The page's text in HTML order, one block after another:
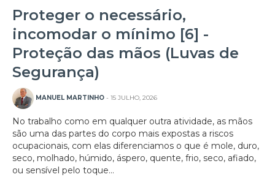
Proteger o necessário,
incomodar o mínimo [6] -
Proteção das mãos (Luvas de
Segurança)
MANUEL MARTINHO - 15 JULHO, 2026
No trabalho como em qualquer outra atividade, as mãos
são uma das partes do corpo mais expostas a riscos
ocupacionais, com elas diferenciamos o que é mole, duro,
seco, molhado, húmido, áspero, quente, frio, seco, afiado,
ou sensível pelo toque...